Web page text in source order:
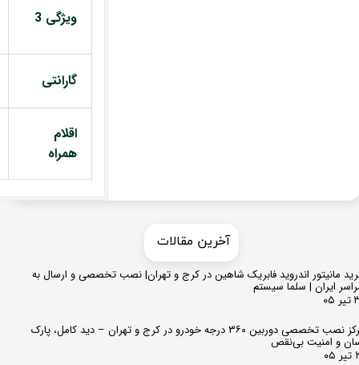
ویژگی 3
گارانتی
اقلام
همراه
مانیتور اندروید فابریک شاهین در کرج و تهران| نصب تخصصی و ارسال به
ایران | سلما سیستم
مرکز نصب تخصصی دوربین ۳۶۰ درجه خودرو در کرج و تهران – دید کامل، پارک
و امنیت بی‌نقص
​​آخرین مقالات